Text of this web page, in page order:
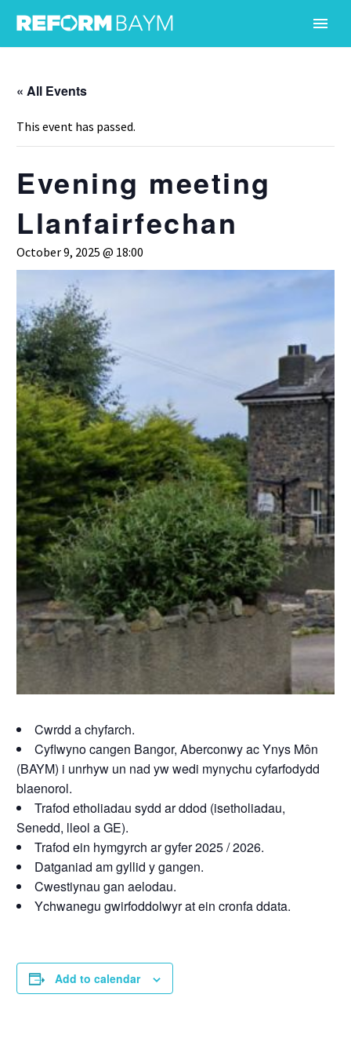
« All Events
This event has passed.
Evening meeting
Llanfairfechan
October 9, 2025 @ 18:00
Cwrdd a chyfarch.
Cyflwyno cangen Bangor, Aberconwy ac Ynys Môn
(BAYM) i unrhyw un nad yw wedi mynychu cyfarfodydd
blaenorol.
Trafod etholiadau sydd ar ddod (isetholiadau,
Senedd, lleol a GE).
Trafod ein hymgyrch ar gyfer 2025 / 2026.
Datganiad am gyllid y gangen.
Cwestiynau gan aelodau.
Ychwanegu gwirfoddolwyr at ein cronfa ddata.
Add to calendar